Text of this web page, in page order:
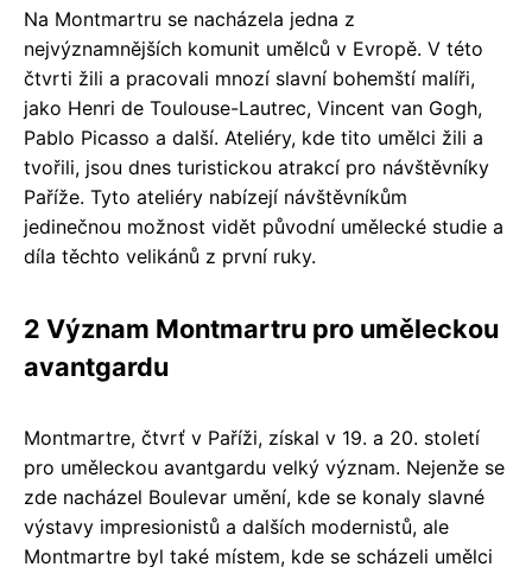
Na Montmartru se nacházela jedna z
nejvýznamnějších komunit umělců v Evropě. V této
čtvrti žili a pracovali mnozí slavní bohemští malíři,
jako Henri de Toulouse-Lautrec, Vincent van Gogh,
Pablo Picasso a další. Ateliéry, kde tito umělci žili a
tvořili, jsou dnes turistickou atrakcí pro návštěvníky
Paříže. Tyto ateliéry nabízejí návštěvníkům
jedinečnou možnost vidět původní umělecké studie a
díla těchto velikánů z první ruky.
2 Význam Montmartru pro uměleckou
avantgardu
Montmartre, čtvrť v Paříži, získal v 19. a 20. století
pro uměleckou avantgardu velký význam. Nejenže se
zde nacházel Boulevar umění, kde se konaly slavné
výstavy impresionistů a dalších modernistů, ale
Montmartre byl také místem, kde se scházeli umělci